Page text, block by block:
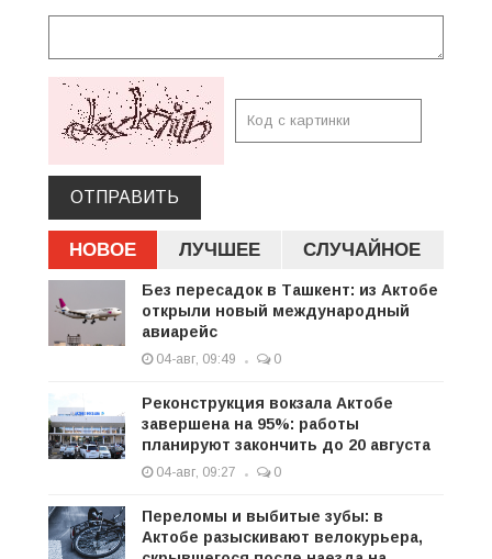
ОТПРАВИТЬ
НОВОЕ ЛУЧШЕЕ СЛУЧАЙНОЕ
Без пересадок в Ташкент: из Актобе
открыли новый международный
авиарейс
04-авг, 09:49 0
Реконструкция вокзала Актобе
завершена на 95%: работы
планируют закончить до 20 августа
04-авг, 09:27 0
Переломы и выбитые зубы: в
Актобе разыскивают велокурьера,